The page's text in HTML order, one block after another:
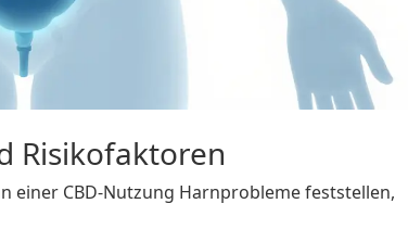
Risikofaktoren
einer CBD-Nutzung Harnprobleme feststellen,